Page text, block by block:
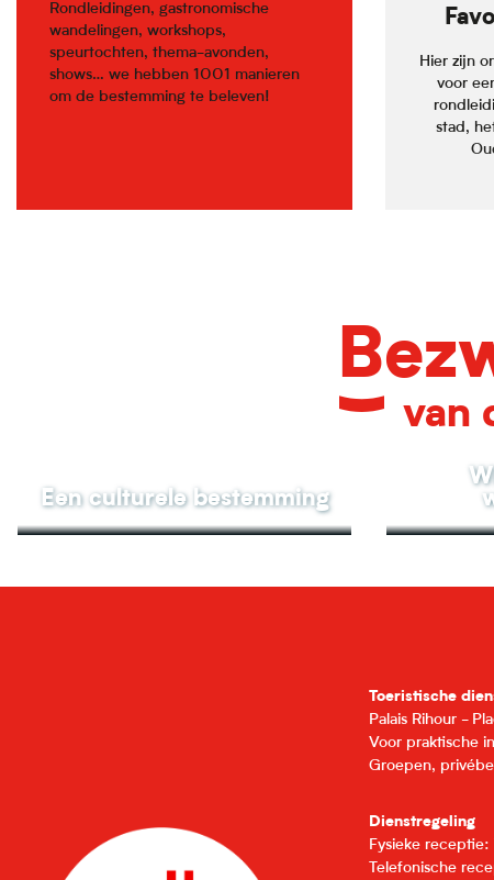
Rondleidingen, gastronomische
wandelingen, workshops,
speurtochten, thema-avonden,
shows… we hebben 1001 manieren
om de bestemming te beleven!
Hier zijn
voor
stad,
van
Een culturele bestemming
Toeristische
Palais Rihour -
Voor praktische
Groepen,
Dienstregeling
Fysieke
Telefonische